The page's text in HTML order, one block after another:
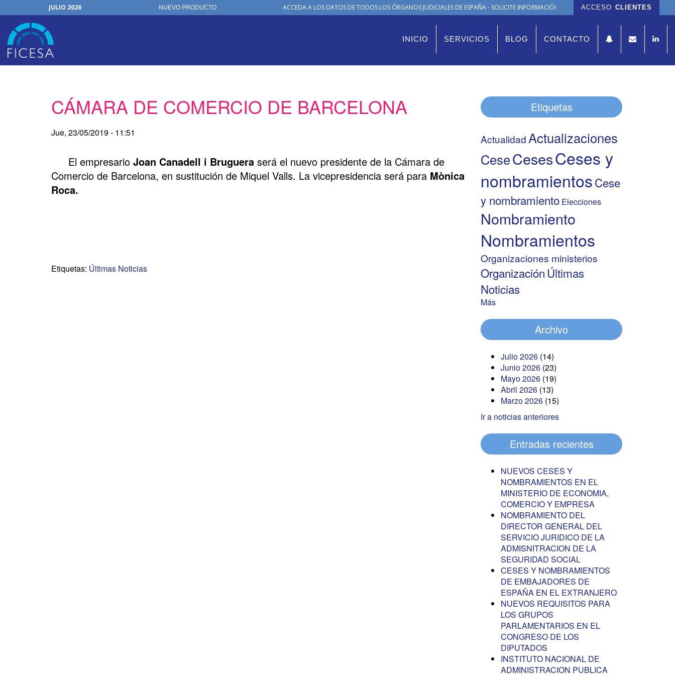
JULIO 2026
30 de junio de 2026
Junio, 2026
NUEVO PRODUCTO ACCEDA A LOS DATOS DE TODOS LOS ÓRGANOS JUDICIALES DE ESPAÑA - SOLICITE INFORMACIÓN ACCESO CLIENTES
INICIO SERVICIOS BLOG CONTACTO
CÁMARA DE COMERCIO DE BARCELONA
Jue, 23/05/2019 - 11:51
El empresario Joan Canadell i Bruguera será el nuevo presidente de la Cámara de
Comercio de Barcelona, en sustitución de Miquel Valls. La vicepresidencia será para Mònica
Roca.
Etiquetas: Últimas Noticias
Etiquetas
Actualidad Actualizaciones
CeseCesesCeses y
nombramientosCese
y nombramiento Elecciones
Nombramiento
Nombramientos
Organizaciones ministerios
OrganizaciónÚltimas
Noticias
Más
Archivo
Julio 2026 (14)
Junio 2026 (23)
Mayo 2026 (19)
Abril 2026 (13)
Marzo 2026 (15)
Ir a noticias anteriores
Entradas recientes
NUEVOS CESES Y
NOMBRAMIENTOS EN EL
MINISTERIO DE ECONOMIA,
COMERCIO Y EMPRESA
NOMBRAMIENTO DEL
DIRECTOR GENERAL DEL
SERVICIO JURIDICO DE LA
ADMISNITRACION DE LA
SEGURIDAD SOCIAL
CESES Y NOMBRAMIENTOS
DE EMBAJADORES DE
ESPAÑA EN EL EXTRANJERO
NUEVOS REQUISITOS PARA
LOS GRUPOS
PARLAMENTARIOS EN EL
CONGRESO DE LOS
DIPUTADOS
INSTITUTO NACIONAL DE
ADMINISTRACION PUBLICA